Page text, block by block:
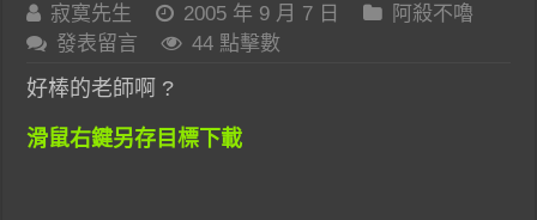
寂寞先生 2005 年 9 月 7 日
阿殺不嚕
發表留言
44 點擊數
好棒的老師啊 ?
滑鼠右鍵另存目標下載